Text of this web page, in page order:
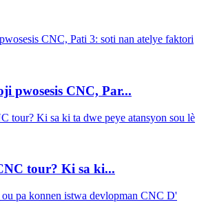
pwosesis CNC, Par...
tour? Ki sa ki...